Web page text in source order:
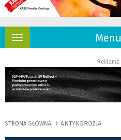
Menu
Rozwiń
Reklama
STRONA GŁÓWNA ANTYKOROZJA